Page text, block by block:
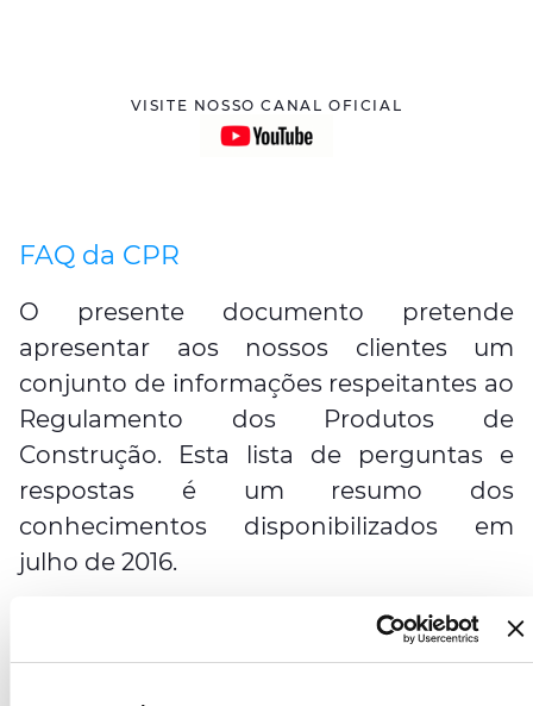
VISITE NOSSO CANAL OFICIAL
FAQ da CPR
O presente documento pretende
apresentar aos nossos clientes um
conjunto de informações respeitantes ao
Regulamento dos Produtos de
Construção. Esta lista de perguntas e
respostas é um resumo dos
conhecimentos disponibilizados em
julho de 2016.
Âmbito do CPR